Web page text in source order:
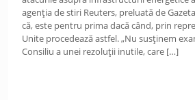
agenția de stiri Reuters, preluată de
că, este pentru prima dacă când, prin
Unite procedează astfel. „Nu susținem
Consiliu a unei rezoluții inutile, care […]